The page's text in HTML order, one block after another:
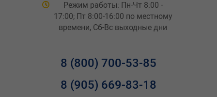
Режим работы: Пн-Чт 8:00 -
17:00; Пт 8:00-16:00 по местному
времени, Сб-Вс выходные дни
8 (800) 700-53-85
8 (905) 669-83-18